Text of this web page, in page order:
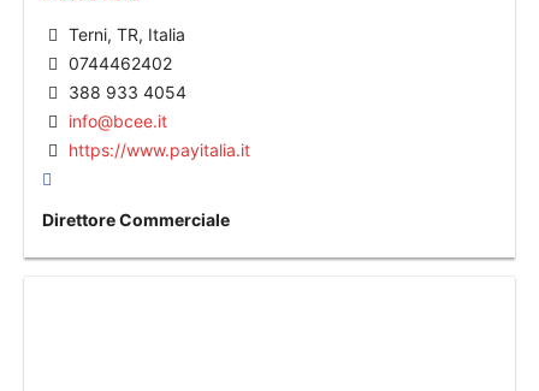
Terni, TR, Italia
0744462402
388 933 4054
info@bcee.it
https://www.payitalia.it
Direttore Commerciale